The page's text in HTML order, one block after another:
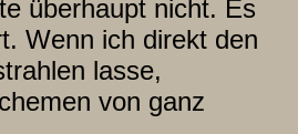
überhaupt nicht. Es
Wenn ich direkt den
lasse,
von ganz